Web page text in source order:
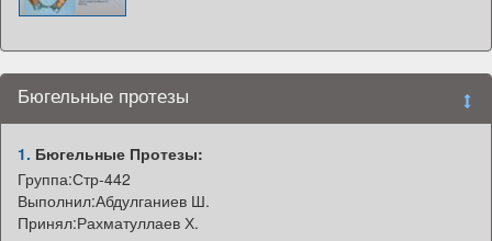
Бюгельные протезы
1. Бюгельные Протезы:
Группа:Стр-442
Выполнил:Абдулганиев Ш.
Принял:Рахматуллаев Х.